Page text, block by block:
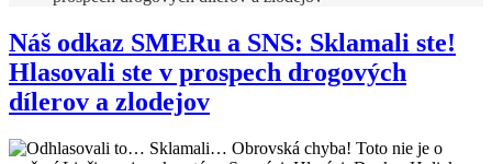
Náš odkaz SMERu a SNS: Sklamali ste!
Hlasovali ste v prospech drogových
dílerov a zlodejov